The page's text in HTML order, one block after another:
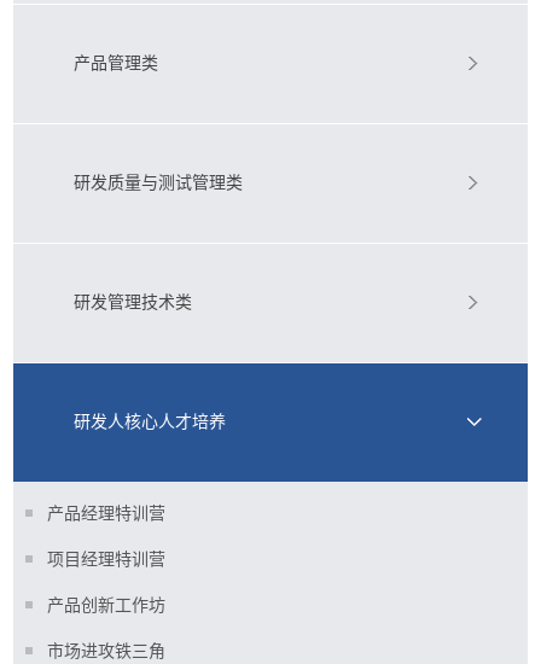
产品管理类
研发质量与测试管理类
研发管理技术类
研发人核心人才培养
产品经理特训营
项目经理特训营
产品创新工作坊
市场进攻铁三角